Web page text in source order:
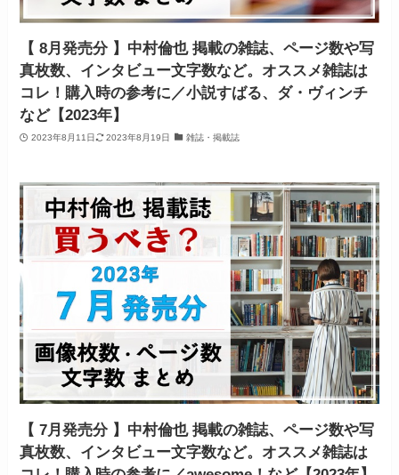
【 8月発売分 】中村倫也 掲載の雑誌、ページ数や写
真枚数、インタビュー文字数など。オススメ雑誌は
コレ！購入時の参考に／小説すばる、ダ・ヴィンチ
など【2023年】
2023年8月11日 2023年8月19日 雑誌・掲載誌
【 7月発売分 】中村倫也 掲載の雑誌、ページ数や写
真枚数、インタビュー文字数など。オススメ雑誌は